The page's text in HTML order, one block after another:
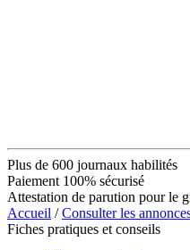
Plus de 600 journaux habilités
Paiement 100% sécurisé
Attestation de parution pour le
Accueil /Consulter les
Fiches pratiques et conseils